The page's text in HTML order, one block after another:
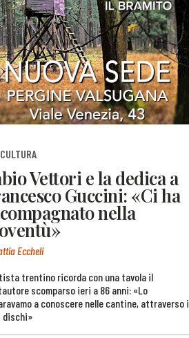
CULTURA
Vettori e la dedica a
Guccini: «Ci ha
nella
Eccheli
trentino ricorda con una tavola il
scomparso ieri a 86 anni: «Lo
a conoscere nelle cantine, attraverso i
dischi»